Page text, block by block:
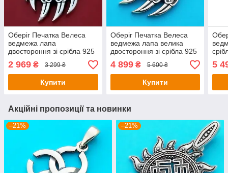
Оберіг Печатка Велеса
ведмежа лапа
двостороння зі срібла 925
проби (39х24 мм, 8 г)
2 969 ₴ 3 299 ₴
Купити
Оберіг Печатка Велеса
ведмежа лапа велика
двостороння зі срібла 925
проби (48х30 мм, 14г)
4 899₴ 5 600 ₴
Купити
мм,
5
Акційні пропозиції та новинки
–21% –21%